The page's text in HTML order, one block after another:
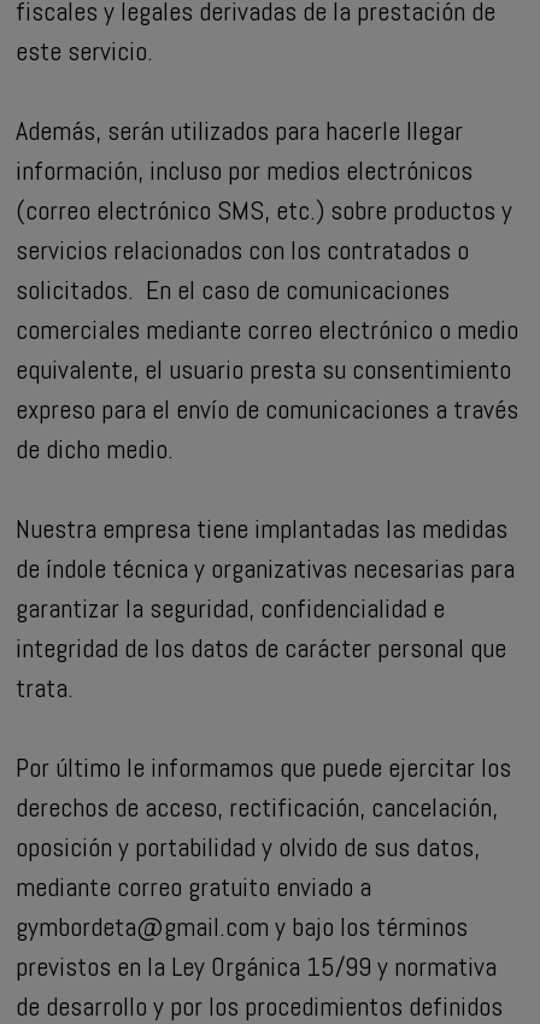
fiscales y legales derivadas de la prestación de
este servicio.
Además, serán utilizados para hacerle llegar
información, incluso por medios electrónicos
(correo electrónico SMS, etc.) sobre productos y
servicios relacionados con los contratados o
solicitados. En el caso de comunicaciones
comerciales mediante correo electrónico o medio
equivalente, el usuario presta su consentimiento
expreso para el envío de comunicaciones a través
de dicho medio.
Nuestra empresa tiene implantadas las medidas
de índole técnica y organizativas necesarias para
garantizar la seguridad, confidencialidad e
integridad de los datos de carácter personal que
trata.
Por último le informamos que puede ejercitar los
derechos de acceso, rectificación, cancelación,
oposición y portabilidad y olvido de sus datos,
mediante correo gratuito enviado a
gymbordeta@gmail.com y bajo los términos
previstos en la Ley Orgánica 15/99 y normativa
de desarrollo y por los procedimientos definidos